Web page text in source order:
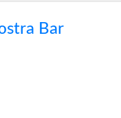
Bar